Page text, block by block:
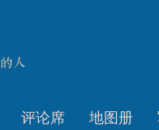
评论席 地图册